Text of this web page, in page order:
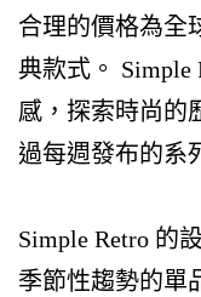
合理的價格為全
典款式。 Simple
感，探索時尚的
過每週發布的系
Simple Retro 的
季節性趨勢的單